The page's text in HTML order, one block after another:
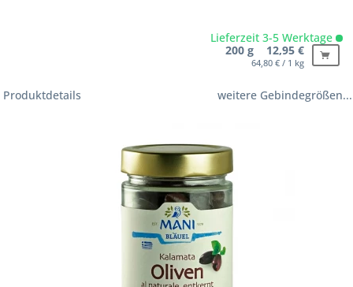
Lieferzeit 3-5 Werktage
200 g 12,95 €
64,80 € / 1 kg
Produktdetails weitere Gebindegrößen...